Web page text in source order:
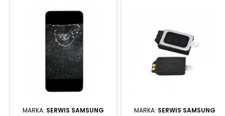
MARKA: SERWIS SAMSUNG MARKA: SERWIS SAMSUNG